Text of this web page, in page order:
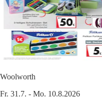
Woolworth
Fr. 31.7. - Mo. 10.8.2026